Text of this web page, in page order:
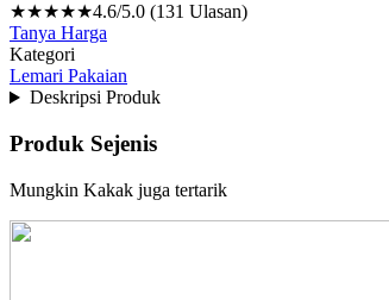
★★★★★4.6/5.0 (131 Ulasan)
Tanya Harga
Kategori
Lemari Pakaian
Deskripsi Produk
Produk Sejenis
Mungkin Kakak juga tertarik